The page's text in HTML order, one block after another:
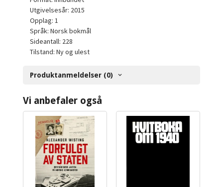
Utgivelsesår: 2015
Opplag: 1
Språk: Norsk bokmål
Sideantall: 228
Tilstand: Ny og ulest
Produktanmeldelser (0)
Vi anbefaler også